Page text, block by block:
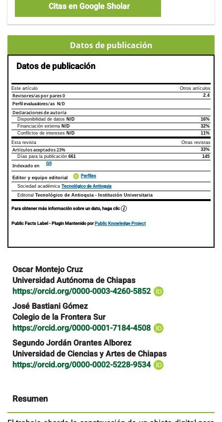
Citas en Google Sholar
Datos de publicación
Datos de publicación
Este artículo Otros artículos
Revisores/as por pares0 2.4
Perfil evaluadores/as N/D
Declaraciones de autoría
Declaraciones de autoríaEste artículo
Disponibilidad de datos N/D
16%
Financiación externa N/D
32%
Conflictos de intereses N/D
11%
Esta revista
Otras revistas
Artículos aceptados23%
33%
Días para la publicación 661 145
Indexado en GS
Editor y equipo editorial Perfiles
Sociedad académica Tecnológico de Antioquia
Editorial Tecnológico de Antioquia - Institución Universitaria
Para obtener más información sobre un dato, haga clic
Public Facts Label- Plugin Mantenido porPublic Knowledge Project
Contenido
principal
del
artículo
Oscar Montejo Cruz
Universidad Autónoma de Chiapas
https://orcid.org/0000-0003-4260-5852
José Bastiani Gómez
Colegio de la Frontera Sur
https://orcid.org/0000-0001-7184-4508
Segundo Jordán Orantes Alborez
Universidad de Ciencias y Artes de Chiapas
https://orcid.org/0000-0002-5228-9534
Resumen